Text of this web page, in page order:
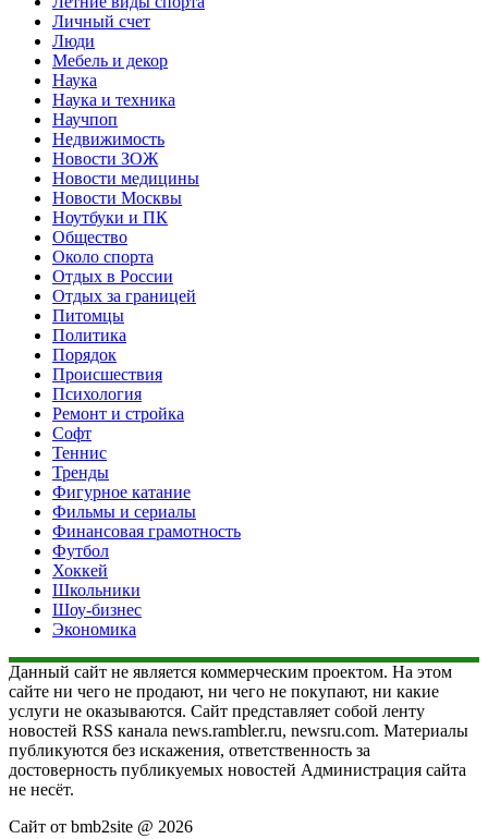
Личный счет
Люди
Мебель и декор
Наука
Наука и техника
Научпоп
Недвижимость
Новости ЗОЖ
Новости медицины
Новости Москвы
Ноутбуки и ПК
Общество
Около спорта
Отдых в России
Отдых за границей
Питомцы
Политика
Порядок
Происшествия
Психология
Ремонт и стройка
Софт
Теннис
Тренды
Фигурное катание
Фильмы и сериалы
Финансовая грамотность
Футбол
Хоккей
Школьники
Шоу-бизнес
Экономика
Данный сайт не является коммерческим проектом. На этом
сайте ни чего не продают, ни чего не покупают, ни какие
услуги не оказываются. Сайт представляет собой ленту
новостей RSS канала news.rambler.ru, newsru.com. Материалы
публикуются без искажения, ответственность за
достоверность публикуемых новостей Администрация сайта
не несёт.
Сайт от bmb2site @ 2026